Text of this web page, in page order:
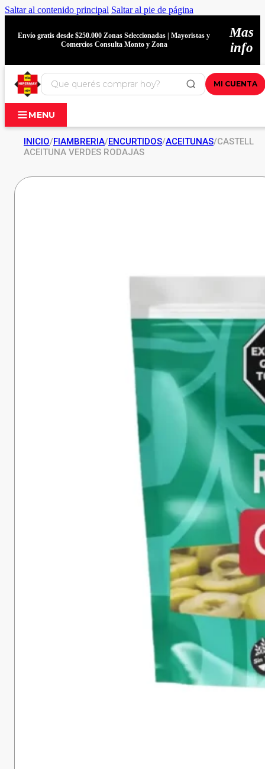
Saltar al contenido principal Saltar al pie de página
Envío gratis desde $250.000 Zonas Seleccionadas | Mayoristas y
Comercios Consulta Monto y Zona
Mas
info
MI CUENTA
MENU
INICIO/FIAMBRERIA/ENCURTIDOS/ACEITUNAS/CASTELL
ACEITUNA VERDES RODAJAS